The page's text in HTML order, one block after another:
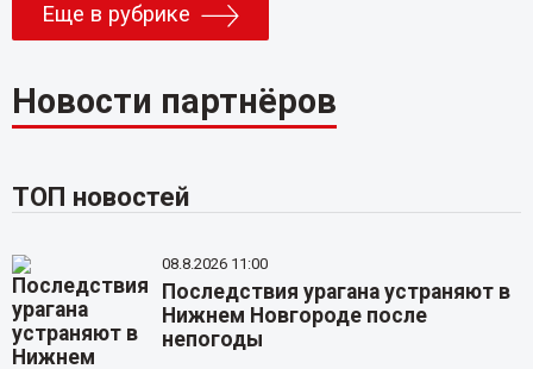
Еще в рубрике
Новости партнёров
ТОП новостей
08.8.2026 11:00
Последствия урагана устраняют в
Нижнем Новгороде после
непогоды